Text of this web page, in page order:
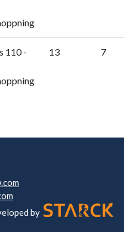
110 -
13 7
by